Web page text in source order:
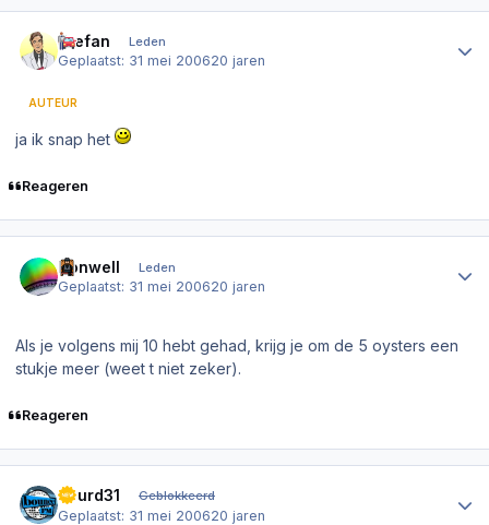
Stefan Leden
Geplaatst: 31 mei 200620 jaren
AUTEUR
ja ik snap het
Reageren
Donwell Leden
Geplaatst: 31 mei 200620 jaren
Als je volgens mij 10 hebt gehad, krijg je om de 5 oysters een
stukje meer (weet t niet zeker).
Reageren
Ruurd31 Geblokkeerd
Geplaatst: 31 mei 200620 jaren